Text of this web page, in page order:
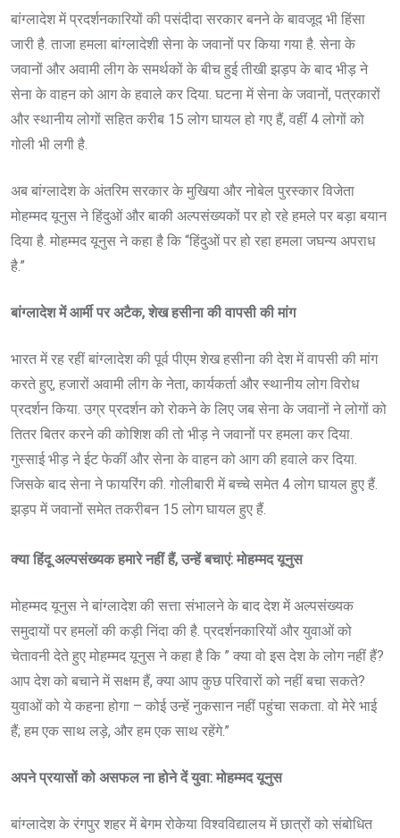
बांग्लादेश में प्रदर्शनकारियों की पसंदीदा सरकार बनने के बावजूद भी हिंसा
जारी है. ताजा हमला बांग्लादेशी सेना के जवानों पर किया गया है. सेना के
जवानों और अवामी लीग के समर्थकों के बीच हुई तीखी झड़प के बाद भीड़ ने
सेना के वाहन को आग के हवाले कर दिया. घटना में सेना के जवानों, पत्रकारों
और स्थानीय लोगों सहित करीब 15 लोग घायल हो गए हैं, वहीं 4 लोगों को
गोली भी लगी है.
अब बांग्लादेश के अंतरिम सरकार के मुखिया और नोबेल पुरस्कार विजेता
मोहम्मद यूनुस ने हिंदुओं और बाकी अल्पसंख्यकों पर हो रहे हमले पर बड़ा बयान
दिया है. मोहम्मद यूनुस ने कहा है कि “हिंदुओं पर हो रहा हमला जघन्य अपराध
है.”
बांग्लादेश में आर्मी पर अटैक, शेख हसीना की वापसी की मांग
भारत में रह रहीं बांग्लादेश की पूर्व पीएम शेख हसीना की देश में वापसी की मांग
करते हुए, हजारों अवामी लीग के नेता, कार्यकर्ता और स्थानीय लोग विरोध
प्रदर्शन किया. उग्र प्रदर्शन को रोकने के लिए जब सेना के जवानों ने लोगों को
तितर बितर करने की कोशिश की तो भीड़ ने जवानों पर हमला कर दिया.
गुस्साई भीड़ ने ईट फेकीं और सेना के वाहन को आग की हवाले कर दिया.
जिसके बाद सेना ने फायरिंग की. गोलीबारी में बच्चे समेत 4 लोग घायल हुए हैं.
झड़प में जवानों समेत तकरीबन 15 लोग घायल हुए हैं.
क्या हिंदू अल्पसंख्यक हमारे नहीं हैं, उन्हें बचाएं: मोहम्मद यूनुस
मोहम्मद यूनुस ने बांग्लादेश की सत्ता संभालने के बाद देश में अल्पसंख्यक
समुदायों पर हमलों की कड़ी निंदा की है. प्रदर्शनकारियों और युवाओं को
चेतावनी देते हुए मोहम्मद यूनुस ने कहा है कि ” क्या वो इस देश के लोग नहीं हैं?
आप देश को बचाने में सक्षम हैं, क्या आप कुछ परिवारों को नहीं बचा सकते?
युवाओं को ये कहना होगा – कोई उन्हें नुकसान नहीं पहुंचा सकता. वो मेरे भाई
हैं; हम एक साथ लड़े, और हम एक साथ रहेंगे.”
अपने प्रयासों को असफल ना होने दें युवा: मोहम्मद यूनुस
बांग्लादेश के रंगपुर शहर में बेगम रोकेया विश्वविद्यालय में छात्रों को संबोधित